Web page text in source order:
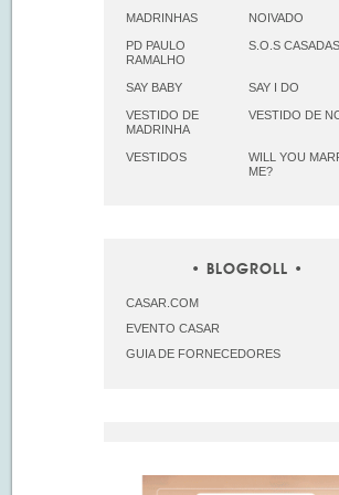
MADRINHAS NOIVADO
PD PAULO
RAMALHO
S.O.S CASADAS
SAY BABY SAY I DO
VESTIDO DE
MADRINHA
VESTIDO DE
VESTIDOS
WILL YOU
ME?
BLOGROLL
CASAR.COM
EVENTO CASAR
GUIA DE FORNECEDORES